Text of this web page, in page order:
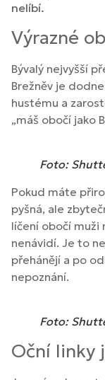
nelíbí.
Výrazné
Bývalý nejvyšší
Brežněv je
hustému a
„máš obočí jako
Foto:
Pokud máte
pyšná, ale
líčení obočí muži
nenávidí. Je to
přehánějí a po
nepoznání.
Foto:
Oční linky